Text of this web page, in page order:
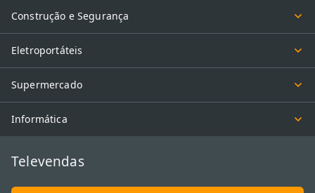
Construção e Segurança
Eletroportáteis
Supermercado
Informática
Televendas